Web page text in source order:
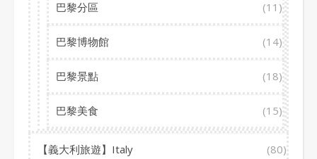
巴黎分區 (11)
巴黎博物館 (14)
巴黎景點 (18)
巴黎美食 (15)
【義大利旅遊】Italy (80)